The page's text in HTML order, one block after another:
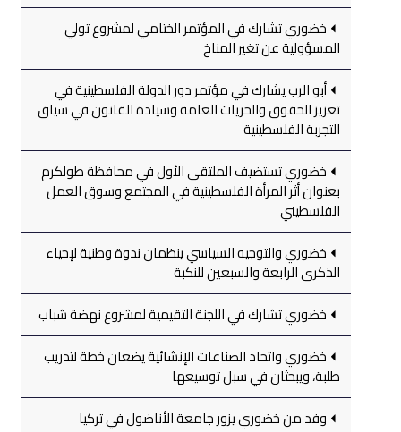
خضوري تشارك في المؤتمر الختامي لمشروع تولي
المسؤولية عن تغير المناخ
أبو الرب يشارك في مؤتمر دور الدولة الفلسطينية في
تعزيز الحقوق والحريات العامة وسيادة القانون في سياق
التجربة الفلسطينية
خضوري تستضيف الملتقى الأول في محافظة طولكرم
بعنوان أثر المرأة الفلسطينية في المجتمع وسوق العمل
الفلسطيني
خضوري والتوجيه السياسي ينظمان ندوة وطنية لإحياء
الذكرى الرابعة والسبعين للنكبة
خضوري تشارك في اللجنة التقيمية لمشروع نهضة شباب
خضوري واتحاد الصناعات الإنشائية يضعان خطة لتدريب
طلبة، ويبحثان في سبل توسيعها
وفد من خضوري يزور جامعة الأناضول في تركيا